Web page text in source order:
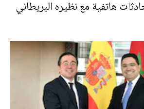
هاتفية مع نظيره البريطاني